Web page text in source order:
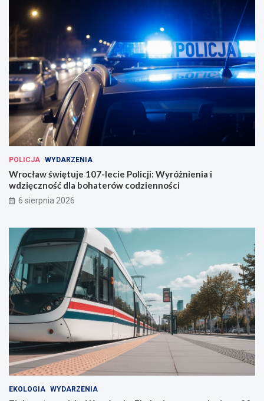
POLICJA WYDARZENIA
Wrocław świętuje 107-lecie Policji: Wyróżnienia i
wdzięczność dla bohaterów codzienności
6 sierpnia 2026
EKOLOGIA WYDARZENIA